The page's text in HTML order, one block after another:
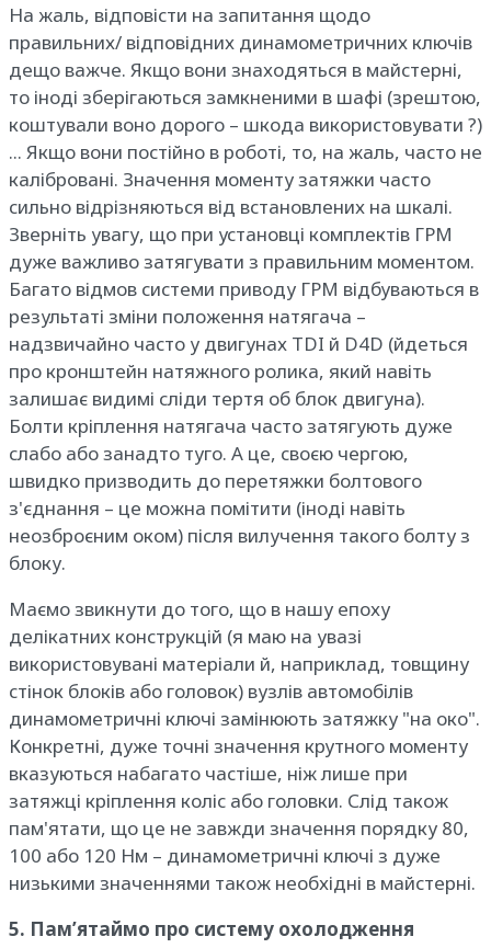
На жаль, відповісти на запитання щодо
правильних/ відповідних динамометричних ключів
дещо важче. Якщо вони знаходяться в майстерні,
то іноді зберігаються замкненими в шафі (зрештою,
коштували воно дорого – шкода використовувати ?)
... Якщо вони постійно в роботі, то, на жаль, часто не
калібровані. Значення моменту затяжки часто
сильно відрізняються від встановлених на шкалі.
Зверніть увагу, що при установці комплектів ГРМ
дуже важливо затягувати з правильним моментом.
Багато відмов системи приводу ГРМ відбуваються в
результаті зміни положення натягача –
надзвичайно часто у двигунах TDI й D4D (йдеться
про кронштейн натяжного ролика, який навіть
залишає видимі сліди тертя об блок двигуна).
Болти кріплення натягача часто затягують дуже
слабо або занадто туго. А це, своєю чергою,
швидко призводить до перетяжки болтового
з'єднання – це можна помітити (іноді навіть
неозброєним оком) після вилучення такого болту з
блоку.
Маємо звикнути до того, що в нашу епоху
делікатних конструкцій (я маю на увазі
використовувані матеріали й, наприклад, товщину
стінок блоків або головок) вузлів автомобілів
динамометричні ключі замінюють затяжку "на око".
Конкретні, дуже точні значення крутного моменту
вказуються набагато частіше, ніж лише при
затяжці кріплення коліс або головки. Слід також
пам'ятати, що це не завжди значення порядку 80,
100 або 120 Нм – динамометричні ключі з дуже
низькими значеннями також необхідні в майстерні.
5. Пам’ятаймо про систему охолодження